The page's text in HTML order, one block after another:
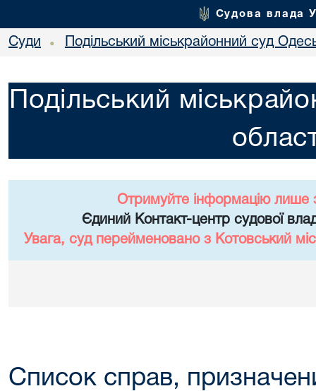
Судова влада
Суди • Подільський міськрайонний суд
Подільський
Отримуйте інформацію лише
Єдиний Контакт-центр судової
Увага, суд перейменовано з Котовський
Список справ,